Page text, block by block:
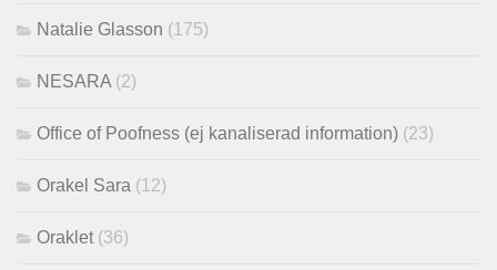
Natalie Glasson (175)
NESARA(2)
Office of Poofness (ej kanaliserad information) (23)
Orakel Sara (12)
Oraklet(36)